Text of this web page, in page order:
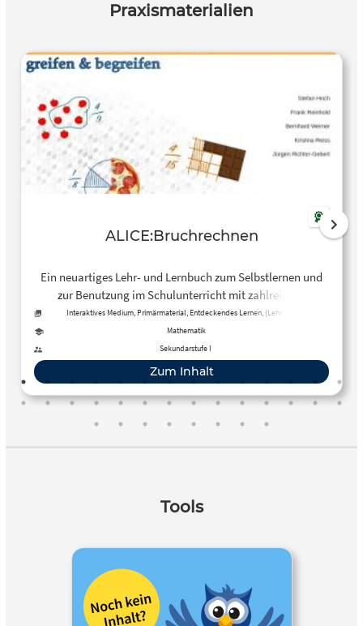
unten), sondern auch dieses Arbeitsbuch zur Verfügung
optimiert wurde. Wir denken, dass ein intuitiver Zugang zu
Bruchzahlen das Bruchrechnen erleichtern kann und
Praxismaterialien
ALICE:Bruchrechnen
Ein neuartiges Lehr- und Lernbuch zum Selbstlernen und
zur Benutzung im Schulunterricht mit zahlreichen
interaktiven Aufgaben.
Interaktives Medium, Primärmaterial, Entdeckendes Lernen, (Lehr-)Buch,
Mathematik
Sekundarstufe I
Zum Inhalt
Tools